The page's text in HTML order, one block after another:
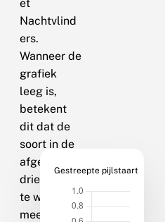
et
Nachtvlind
ers.
Wanneer de
grafiek
leeg is,
betekent
dit dat de
soort in de
afgelopen
drie jaar op
te weinig
meetpunte
Gestreepte pijlstaart